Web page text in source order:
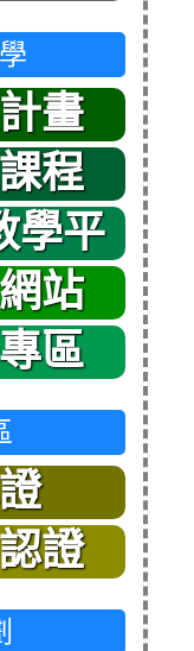
畫
程
學平
站
區
證